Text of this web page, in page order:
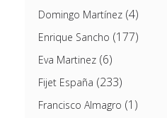
Domingo Martínez(4)
Enrique Sancho (177)
Eva Martinez(6)
Fijet España (233)
Francisco Almagro (1)